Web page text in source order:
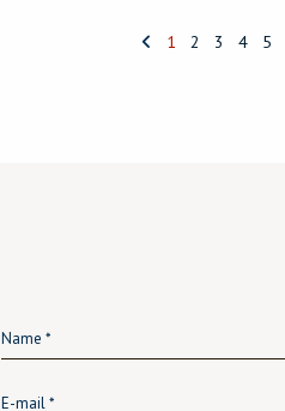
1 2 3 4 5